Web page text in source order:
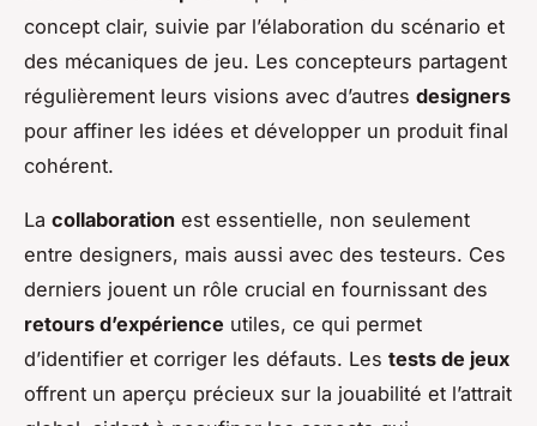
concept clair, suivie par l’élaboration du scénario et
des mécaniques de jeu. Les concepteurs partagent
régulièrement leurs visions avec d’autres designers
pour affiner les idées et développer un produit final
cohérent.
La collaboration est essentielle, non seulement
entre designers, mais aussi avec des testeurs. Ces
derniers jouent un rôle crucial en fournissant des
retours d’expérience utiles, ce qui permet
d’identifier et corriger les défauts. Les tests de jeux
offrent un aperçu précieux sur la jouabilité et l’attrait